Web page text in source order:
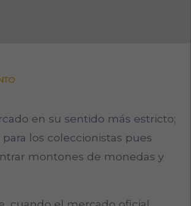
en su sentido más estricto;
los coleccionistas pues
montones de monedas y